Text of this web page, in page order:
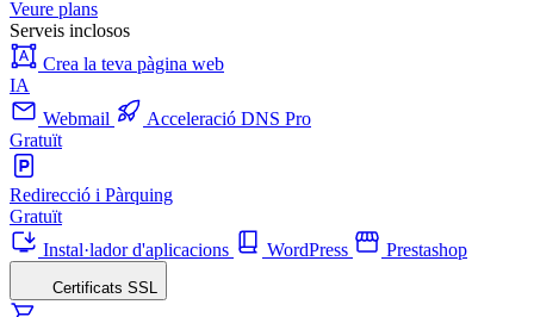
Veure plans
Serveis inclosos
Crea la teva pàgina web
IA
Webmail
Acceleració DNS Pro
Gratuït
Redirecció i Pàrquing
Gratuït
Instal·lador d'aplicacions
WordPress Prestashop
Certificats SSL